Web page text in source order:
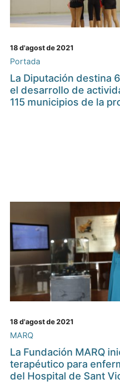
18 d'agost de 2021
Portada
La Diputación destina
el desarrollo de
115 municipios de la
18 d'agost de 2021
MARQ
La Fundación MARQ
terapéutico para
del Hospital de Sant